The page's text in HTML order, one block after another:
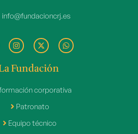
info@fundacioncrj.es
Fundación
corporativa
Patronato
Equipo técnico